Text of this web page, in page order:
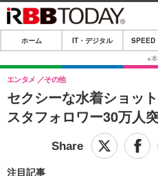
ホーム
IT・デジタル
IT・デジタルTOP
ショッピング
SPEED TEST
エンタメTOP
ホーム IT・デジタル SPEED
セクシーな水着ショッ
スタフォロワー30万人
エンタメ その他
注目記事